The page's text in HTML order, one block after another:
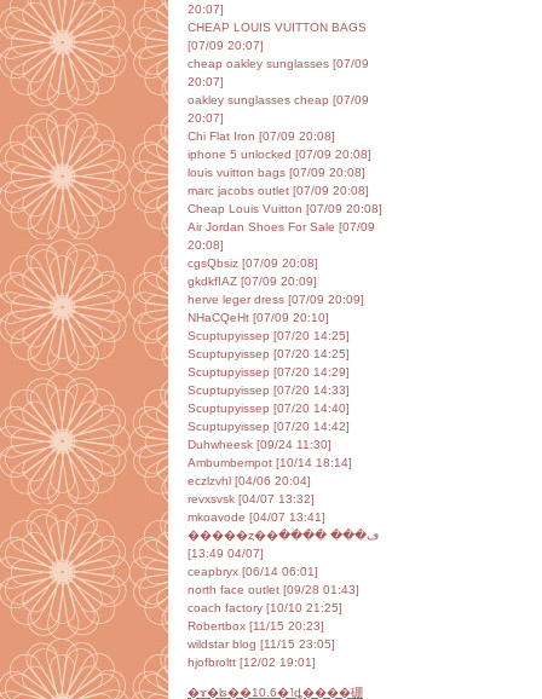
20:07]
CHEAP LOUIS VUITTON BAGS
[07/09 20:07]
cheap oakley sunglasses [07/09
20:07]
oakley sunglasses cheap [07/09
20:07]
Chi Flat Iron [07/09 20:08]
iphone 5 unlocked [07/09 20:08]
louis vuitton bags [07/09 20:08]
marc jacobs outlet [07/09 20:08]
Cheap Louis Vuitton [07/09 20:08]
Air Jordan Shoes For Sale [07/09
20:08]
cgsQbsiz [07/09 20:08]
gkdkfIAZ [07/09 20:09]
herve leger dress [07/09 20:09]
NHaCQeHt [07/09 20:10]
Scuptupyissep [07/20 14:25]
Scuptupyissep [07/20 14:25]
Scuptupyissep [07/20 14:29]
Scuptupyissep [07/20 14:33]
Scuptupyissep [07/20 14:40]
Scuptupyissep [07/20 14:42]
Duhwheesk [09/24 11:30]
Ambumbempot [10/14 18:14]
eczlzvhl [04/06 20:04]
revxsvsk [04/07 13:32]
mkoavode [04/07 13:41]
�����ȥ��ڡ��� ����
[04/07 13:49]
ceapbryx [06/14 06:01]
north face outlet [09/28 01:43]
coach factory [10/10 21:25]
Robertbox [11/15 20:23]
wildstar blog [11/15 23:05]
hjofbroltt [12/02 19:01]
�ɤ�ʪ��10.6�˥ȡ����硼